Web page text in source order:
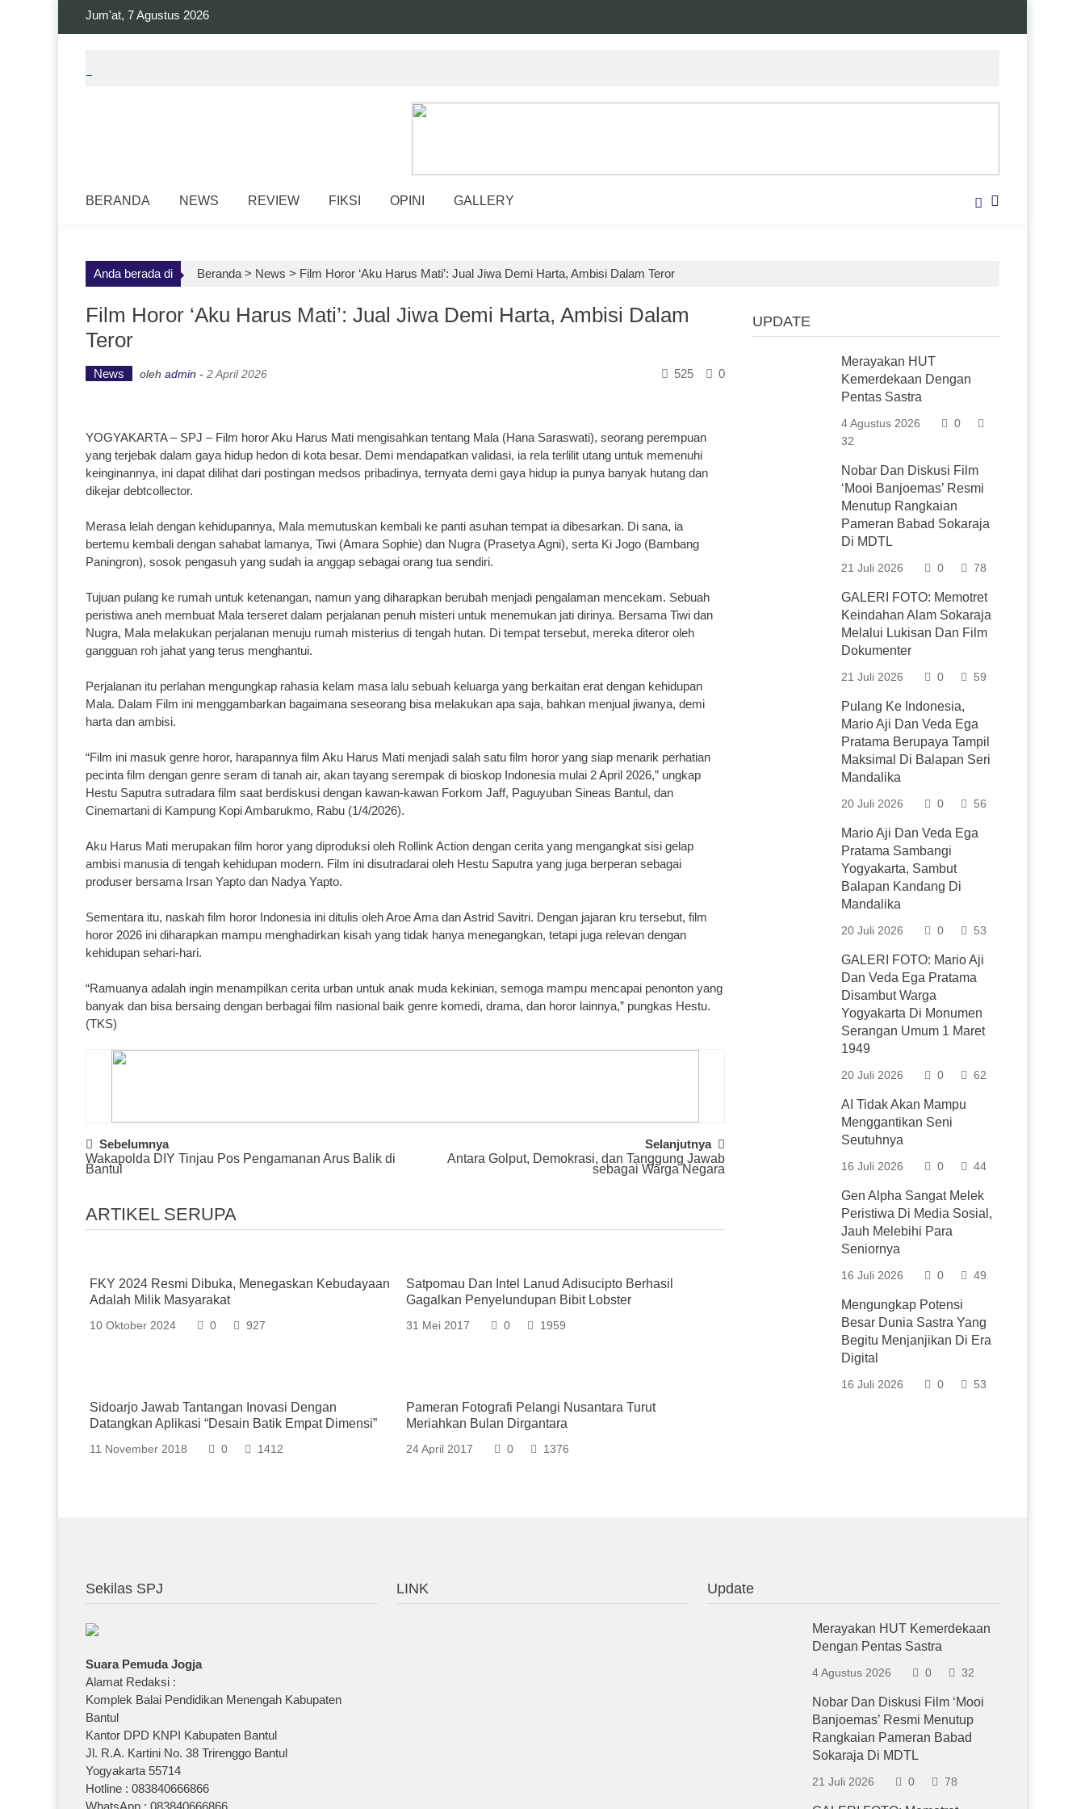
Jum'at, 7 Agustus 2026
BERANDA NEWS REVIEW FIKSI OPINI GALLERY
Anda berada di Beranda > News > Film Horor ‘Aku Harus Mati’: Jual Jiwa Demi Harta, Ambisi Dalam Teror
Film Horor ‘Aku Harus Mati’: Jual Jiwa Demi Harta, Ambisi Dalam
Teror
News oleh admin - 2 April 2026 0
525
YOGYAKARTA – SPJ – Film horor Aku Harus Mati mengisahkan tentang Mala (Hana Saraswati), seorang perempuan
yang terjebak dalam gaya hidup hedon di kota besar. Demi mendapatkan validasi, ia rela terlilit utang untuk memenuhi
keinginannya, ini dapat dilihat dari postingan medsos pribadinya, ternyata demi gaya hidup ia punya banyak hutang dan
dikejar debtcollector.
Merasa lelah dengan kehidupannya, Mala memutuskan kembali ke panti asuhan tempat ia dibesarkan. Di sana, ia
bertemu kembali dengan sahabat lamanya, Tiwi (Amara Sophie) dan Nugra (Prasetya Agni), serta Ki Jogo (Bambang
Paningron), sosok pengasuh yang sudah ia anggap sebagai orang tua sendiri.
Tujuan pulang ke rumah untuk ketenangan, namun yang diharapkan berubah menjadi pengalaman mencekam. Sebuah
peristiwa aneh membuat Mala terseret dalam perjalanan penuh misteri untuk menemukan jati dirinya. Bersama Tiwi dan
Nugra, Mala melakukan perjalanan menuju rumah misterius di tengah hutan. Di tempat tersebut, mereka diteror oleh
gangguan roh jahat yang terus menghantui.
Perjalanan itu perlahan mengungkap rahasia kelam masa lalu sebuah keluarga yang berkaitan erat dengan kehidupan
Mala. Dalam Film ini menggambarkan bagaimana seseorang bisa melakukan apa saja, bahkan menjual jiwanya, demi
harta dan ambisi.
“Film ini masuk genre horor, harapannya film Aku Harus Mati menjadi salah satu film horor yang siap menarik perhatian
pecinta film dengan genre seram di tanah air, akan tayang serempak di bioskop Indonesia mulai 2 April 2026,” ungkap
Hestu Saputra sutradara film saat berdiskusi dengan kawan-kawan Forkom Jaff, Paguyuban Sineas Bantul, dan
Cinemartani di Kampung Kopi Ambarukmo, Rabu (1/4/2026).
Aku Harus Mati merupakan film horor yang diproduksi oleh Rollink Action dengan cerita yang mengangkat sisi gelap
ambisi manusia di tengah kehidupan modern. Film ini disutradarai oleh Hestu Saputra yang juga berperan sebagai
produser bersama Irsan Yapto dan Nadya Yapto.
Sementara itu, naskah film horor Indonesia ini ditulis oleh Aroe Ama dan Astrid Savitri. Dengan jajaran kru tersebut, film
horor 2026 ini diharapkan mampu menghadirkan kisah yang tidak hanya menegangkan, tetapi juga relevan dengan
kehidupan sehari-hari.
“Ramuanya adalah ingin menampilkan cerita urban untuk anak muda kekinian, semoga mampu mencapai penonton yang
banyak dan bisa bersaing dengan berbagai film nasional baik genre komedi, drama, dan horor lainnya,” pungkas Hestu.
(TKS)
Post
Navigation
Sebelumnya
Wakapolda DIY Tinjau Pos Pengamanan Arus Balik di
Bantul
Selanjutnya
Antara Golput, Demokrasi, dan Tanggung Jawab
sebagai Warga Negara
ARTIKEL SERUPA
FKY 2024 Resmi Dibuka, Menegaskan Kebudayaan
Adalah Milik Masyarakat
10 Oktober 2024 0 927
Satpomau Dan Intel Lanud Adisucipto Berhasil
Gagalkan Penyelundupan Bibit Lobster
31 Mei 2017 0 1959
Sidoarjo Jawab Tantangan Inovasi Dengan
Datangkan Aplikasi “Desain Batik Empat Dimensi”
11 November 2018 0 1412
Pameran Fotografi Pelangi Nusantara Turut
Meriahkan Bulan Dirgantara
24 April 2017 0 1376
UPDATE
Merayakan HUT
Kemerdekaan Dengan
Pentas Sastra
4 Agustus 2026
0
32
Nobar Dan Diskusi Film
‘Mooi Banjoemas’ Resmi
Menutup Rangkaian
Pameran Babad Sokaraja
Di MDTL
21 Juli 2026 0 78
GALERI FOTO: Memotret
Keindahan Alam Sokaraja
Melalui Lukisan Dan Film
Dokumenter
21 Juli 2026 0 59
Pulang Ke Indonesia,
Mario Aji Dan Veda Ega
Pratama Berupaya Tampil
Maksimal Di Balapan Seri
Mandalika
20 Juli 2026 0 56
Mario Aji Dan Veda Ega
Pratama Sambangi
Yogyakarta, Sambut
Balapan Kandang Di
Mandalika
20 Juli 2026 0 53
GALERI FOTO: Mario Aji
Dan Veda Ega Pratama
Disambut Warga
Yogyakarta Di Monumen
Serangan Umum 1 Maret
1949
20 Juli 2026 0 62
AI Tidak Akan Mampu
Menggantikan Seni
Seutuhnya
16 Juli 2026 0 44
Gen Alpha Sangat Melek
Peristiwa Di Media Sosial,
Jauh Melebihi Para
Seniornya
16 Juli 2026 0 49
Mengungkap Potensi
Besar Dunia Sastra Yang
Begitu Menjanjikan Di Era
Digital
16 Juli 2026 0 53
Sekilas SPJ
Suara Pemuda Jogja
Alamat Redaksi :
Komplek Balai Pendidikan Menengah Kabupaten
Bantul
Kantor DPD KNPI Kabupaten Bantul
Jl. R.A. Kartini No. 38 Trirenggo Bantul
Yogyakarta 55714
Hotline : 083840666866
WhatsApp : 083840666866
LINK Update
Merayakan HUT Kemerdekaan
Dengan Pentas Sastra
4 Agustus 2026 0 32
Nobar Dan Diskusi Film ‘Mooi
Banjoemas’ Resmi Menutup
Rangkaian Pameran Babad
Sokaraja Di MDTL
21 Juli 2026 0 78